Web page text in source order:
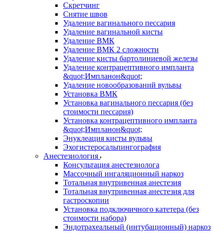
Скретчинг
Снятие швов
Удаление вагинального пессария
Удаление вагинальной кисты
Удаление ВМК
Удаление ВМК 2 сложности
Удаление кисты бартолиниевой железы
Удаление контрацептивного импланта
&quot;Импланон&quot;
Удаление новообразований вульвы
Установка ВМК
Установка вагинального пессария (без
стоимости пессария)
Установка контрацептивного импланта
&quot;Импланон&quot;
Энуклеация кисты вульвы
Эхогистеросальпингография
Анестезиология
Консультация анестезиолога
Массочный ингаляционный наркоз
Тотальная внутривенная анестезия
Тотальная внутривенная анестезия для
гастроскопии
Установка подключичного катетера (без
стоимости набора)
Эндотрахеальный (интубационный) наркоз